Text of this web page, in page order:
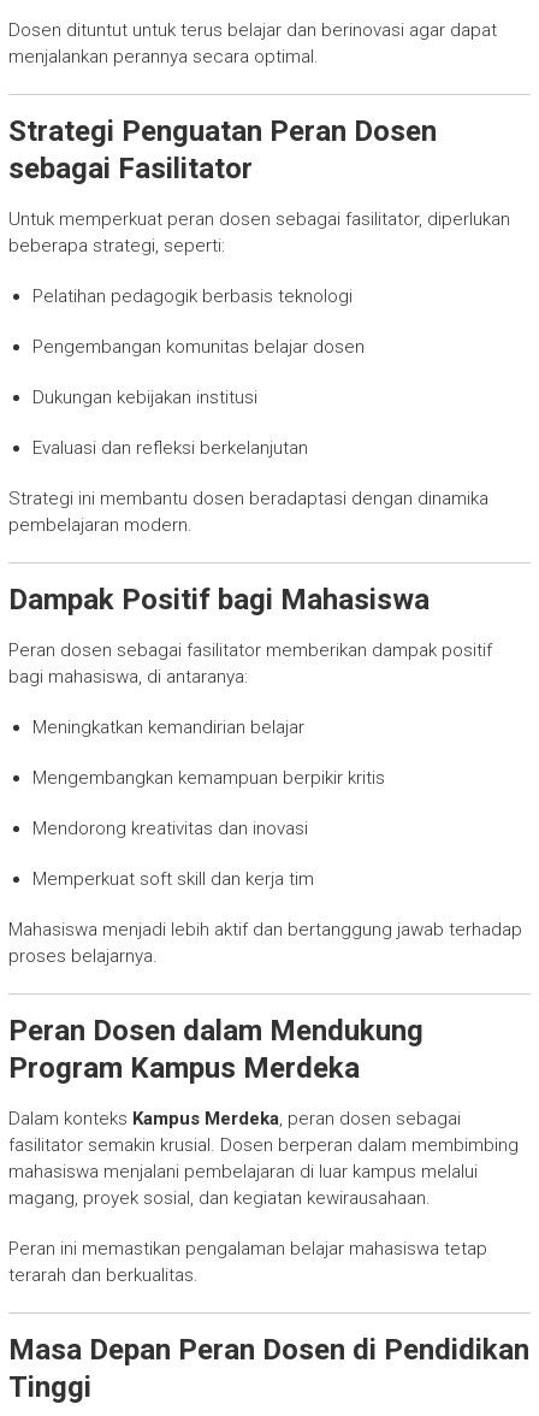
Dosen dituntut untuk terus belajar dan berinovasi agar dapat
menjalankan perannya secara optimal.
Strategi Penguatan Peran Dosen
sebagai Fasilitator
Untuk memperkuat peran dosen sebagai fasilitator, diperlukan
beberapa strategi, seperti:
Pelatihan pedagogik berbasis teknologi
Pengembangan komunitas belajar dosen
Dukungan kebijakan institusi
Evaluasi dan refleksi berkelanjutan
Strategi ini membantu dosen beradaptasi dengan dinamika
pembelajaran modern.
Dampak Positif bagi Mahasiswa
Peran dosen sebagai fasilitator memberikan dampak positif
bagi mahasiswa, di antaranya:
Meningkatkan kemandirian belajar
Mengembangkan kemampuan berpikir kritis
Mendorong kreativitas dan inovasi
Memperkuat soft skill dan kerja tim
Mahasiswa menjadi lebih aktif dan bertanggung jawab terhadap
proses belajarnya.
Peran Dosen dalam Mendukung
Program Kampus Merdeka
Dalam konteks Kampus Merdeka, peran dosen sebagai
fasilitator semakin krusial. Dosen berperan dalam membimbing
mahasiswa menjalani pembelajaran di luar kampus melalui
magang, proyek sosial, dan kegiatan kewirausahaan.
Peran ini memastikan pengalaman belajar mahasiswa tetap
terarah dan berkualitas.
Masa Depan Peran Dosen di Pendidikan
Tinggi